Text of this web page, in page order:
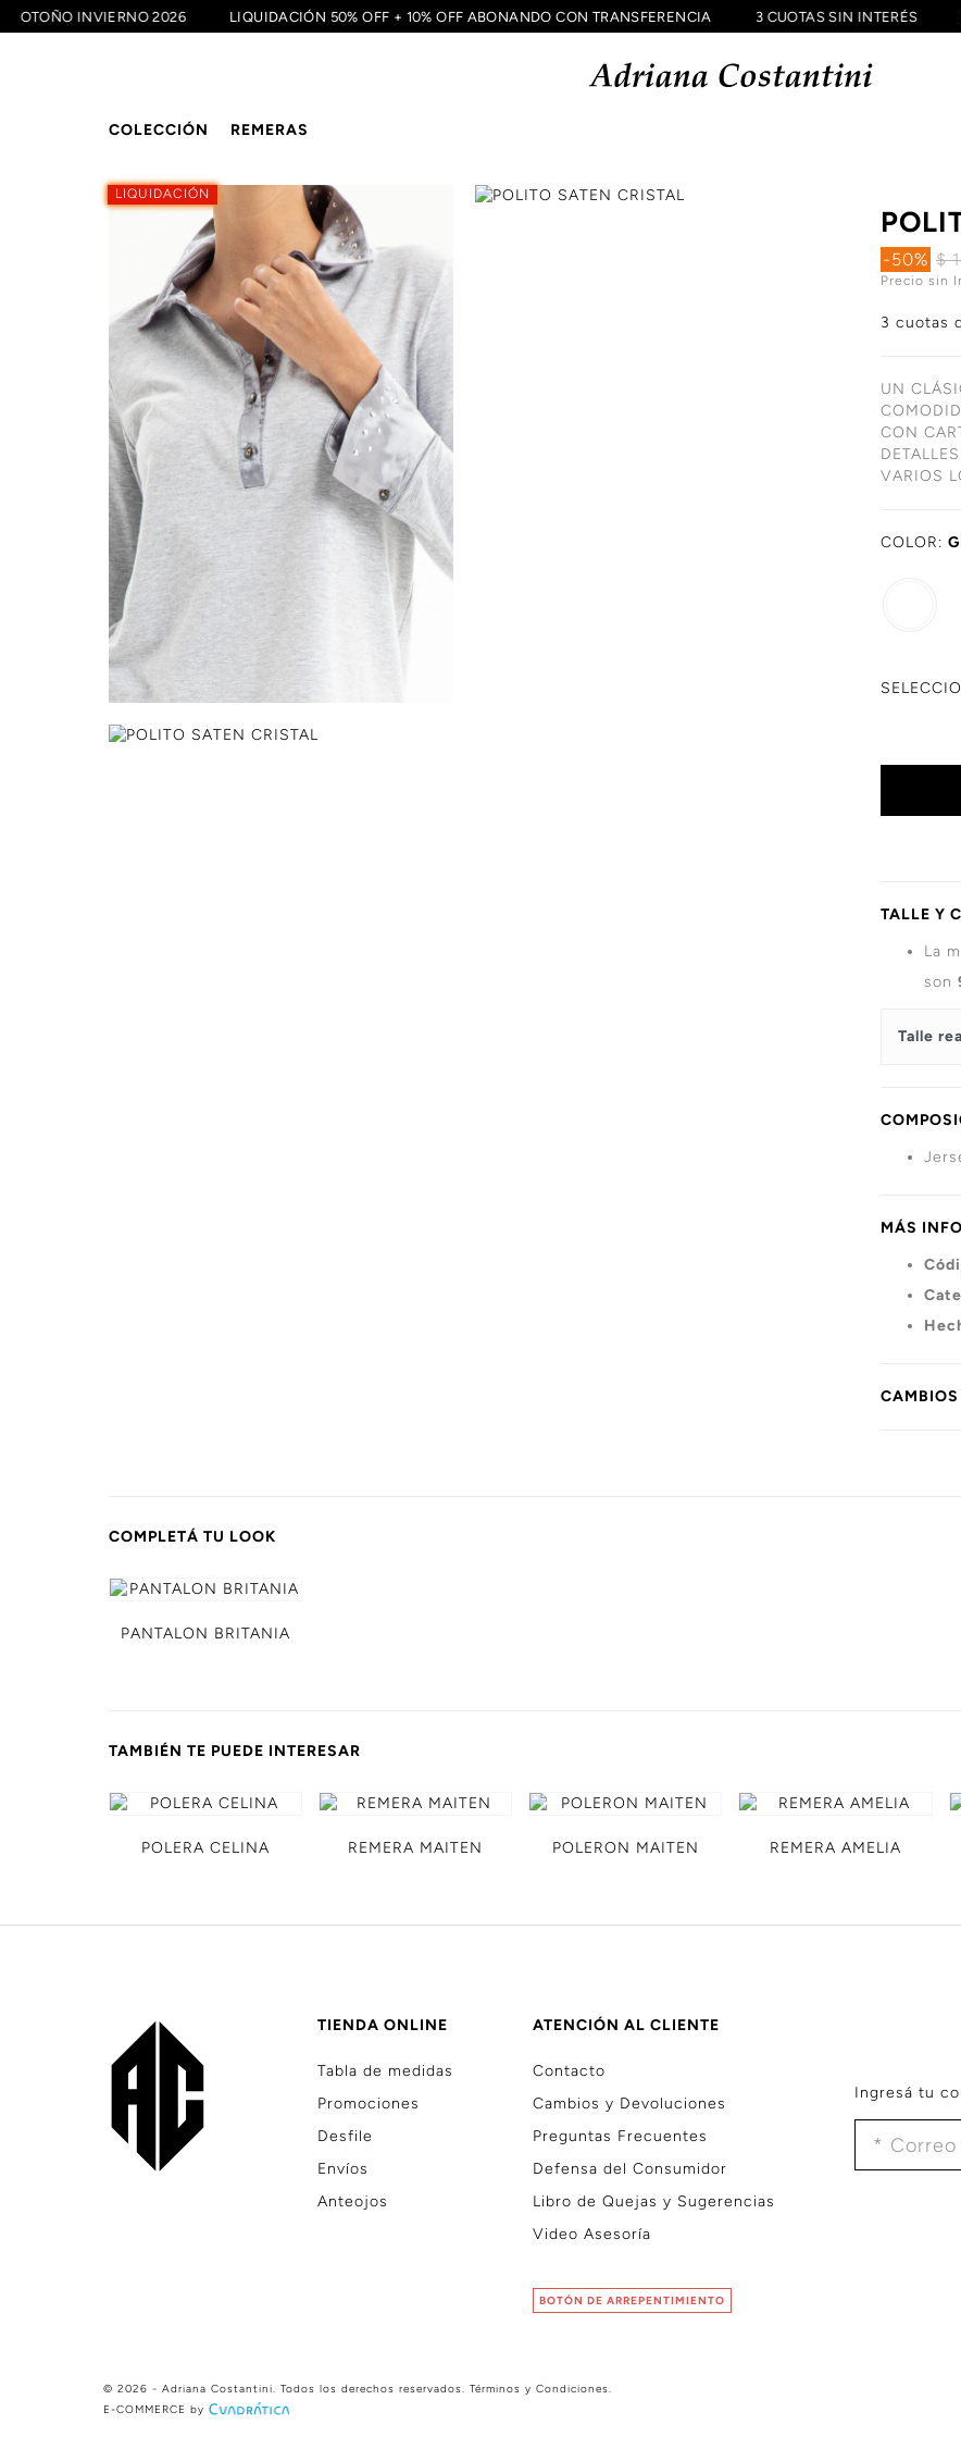
OTOÑO INVIERNO 2026 LIQUIDACIÓN 50% OFF + 10% OFF ABONANDO CON TRANSFERENCIA 3 CUOTAS SIN INTERÉS
COLECCIÓN REMERAS
LIQUIDACIÓN
-50% $
Precio sin
3 cuotas
UN
CON
VARIOS
COLOR:
TALLE Y
La
son
Talle
MÁS
COMPLETÁ TU LOOK
PANTALON BRITANIA
TAMBIÉN TE PUEDE INTERESAR
POLERA CELINA REMERA MAITEN POLERON MAITEN REMERA AMELIA
TIENDA ONLINE
Tabla de medidas
Promociones
Desfile
Envíos
Anteojos
ATENCIÓN AL CLIENTE
Contacto
Cambios y Devoluciones
Preguntas Frecuentes
Defensa del Consumidor
Libro de Quejas y Sugerencias
Video Asesoría
BOTÓN DE ARREPENTIMIENTO
Ingresá tu
© 2026 - Adriana Costantini. Todos los derechos reservados. Términos y Condiciones.
E-COMMERCE by